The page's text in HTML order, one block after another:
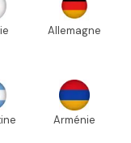
Allemagne
Arménie